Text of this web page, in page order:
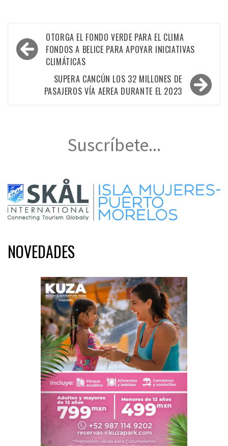
Navegación
de
entradas
OTORGA EL FONDO VERDE PARA EL CLIMA
FONDOS A BELICE PARA APOYAR INICIATIVAS
CLIMÁTICAS
SUPERA CANCÚN LOS 32 MILLONES DE
PASAJEROS VÍA AEREA DURANTE EL 2023
Suscríbete...
NOVEDADES